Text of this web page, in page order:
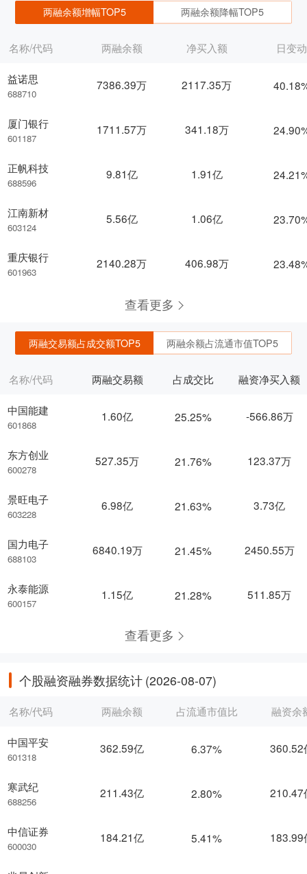
两融余额增幅TOP5 两融余额降幅TOP5
名称/代码
益诺思
688710
厦门银行
601187
正帆科技
688596
江南新材
603124
重庆银行
601963
两融余额 净买入额 日变动
7386.39万 2117.35万
1711.57万 341.18万
9.81亿 1.91亿
5.56亿 1.06亿
2140.28万 406.98万
查看更多
两融交易额占成交额TOP5 两融余额占流通市值TOP5
名称/代码
中国能建
601868
东方创业
600278
景旺电子
603228
国力电子
688103
永泰能源
600157
两融交易额 占成交比 融资净买入额
1.60亿 25.25% -566.86万
527.35万 21.76% 123.37万
6.98亿 21.63% 3.73亿
6840.19万 21.45% 2450.55万
1.15亿 21.28% 511.85万
查看更多
个股融资融券数据统计 (2026-08-07)
名称/代码
中国平安
601318
寒武纪
688256
中信证券
600030
两融余额 占流通市值比 融资余
362.59亿 6.37% 360.52
211.43亿 2.80% 210.47
184.21亿 5.41% 183.99